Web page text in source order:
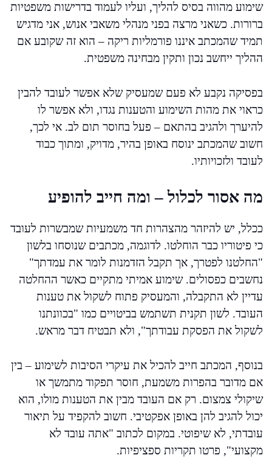
שימוע מהווה בסיס להליך, ועליו לעמוד בדרישות משפטיות
ברורות. כשאני מרצה בפני מנהלי משאבי אנוש, אני מדגיש
תמיד שהמכתב איננו פורמליות ריקה – הוא זה שקובע אם
ההליך ייחשב נכון ותקין מבחינה משפטית.
בפסיקה נקבע לא פעם שמעסיק שלא אפשר לעובד להבין
כראוי את מהות השימוע והטענות נגדו, ולא אפשר לו
להיערך ולהגיב בהתאם – פעל בחוסר תום לב. אי לכך,
חשוב שהמכתב ינוסח באופן בהיר, מדויק, ומתוך כבוד
לעובד ולזכויותיו.
מה אסור לכלול – ומה חייב להופיע
ככלל, יש להיזהר מהצהרות חד משמעיות שמבשרות לעובד
כי פיטוריו כבר הוחלטו. לדוגמה, מכתבים שנוסחו בלשון
"החלטנו לפטרך, אך תקבל הזדמנות לומר את עמדתך"
נחשבים כפסולים. שימוע אמיתי מתקיים כאשר ההחלטה
עדיין לא התקבלה, והמעסיק פתוח לשקול את טענות
העובד. לשון תקנית תשתמש בביטויים כמו "בכוונתנו
לשקול את הפסקת עבודתך", ולא תבטיח דבר מראש.
בנוסף, המכתב חייב להכיל את עיקרי הסיבות לשימוע – בין
אם מדובר בהפרות משמעת, חוסר תפקוד מתמשך או
שיקולי צמצום. רק אם העובד מבין את הטענות מולו, הוא
יכול להגיב להן באופן אפקטיבי. חשוב להקפיד על תיאור
עובדתי, לא שיפוטי. במקום לכתוב "אתה עובד לא
מקצועי", פרטו תקריות ספציפיות.